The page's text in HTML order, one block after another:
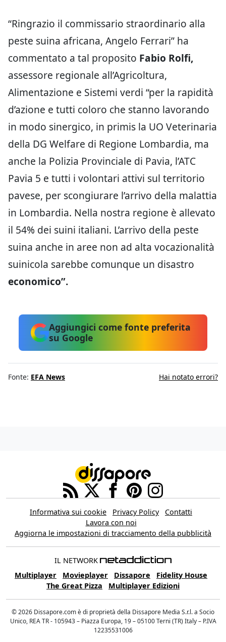
“Ringrazio il commissario straordinario alla
peste suina africana, Angelo Ferrari” ha
commentato a tal proposito Fabio Rolfi,
assessore regionale all’Agricoltura,
Alimentazione e Sistemi verdi “per la rapidità
d’azione e tutti coloro che stanno lavorando
in modo sinergico, in primis la UO Veterinaria
della DG Welfare di Regione Lombardia, ma
anche la Polizia Provinciale di Pavia, l’ATC
Pavia 5 e tutti i volontari attivi sul territorio
pavese, per scongiurare l’arrivo della malattia
in Lombardia. Nella nostra regione è allevato
il 54% dei suini italiani. L’arrivo della peste
suina anche in aree non ad alta vocazionalità
suinicola sarebbe comunque un disastro
economico”.
Aggiungici come fonte preferita
su Google
Fonte: EFA News Hai notato errori?
Informativa sui cookie Privacy Policy
Contatti
Lavora con noi
Aggiorna le impostazioni di tracciamento della pubblicità
IL NETWORK
Multiplayer
Movieplayer Dissapore
Fidelity House
The Great Pizza
Multiplayer Edizioni
© 2026 Dissapore.com è di proprietà della Dissapore Media S.r.l. a Socio
Unico, REA TR - 105943 – Piazza Europa, 19 – 05100 Terni (TR) Italy – P.IVA
12235531006